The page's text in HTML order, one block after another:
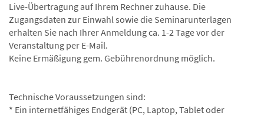
Live-Übertragung auf Ihrem Rechner zuhause. Die
Zugangsdaten zur Einwahl sowie die Seminarunterlagen
erhalten Sie nach Ihrer Anmeldung ca. 1-2 Tage vor der
Veranstaltung per E-Mail.
Keine Ermäßigung gem. Gebührenordnung möglich.
Technische Voraussetzungen sind:
* Ein internetfähiges Endgerät (PC, Laptop, Tablet oder